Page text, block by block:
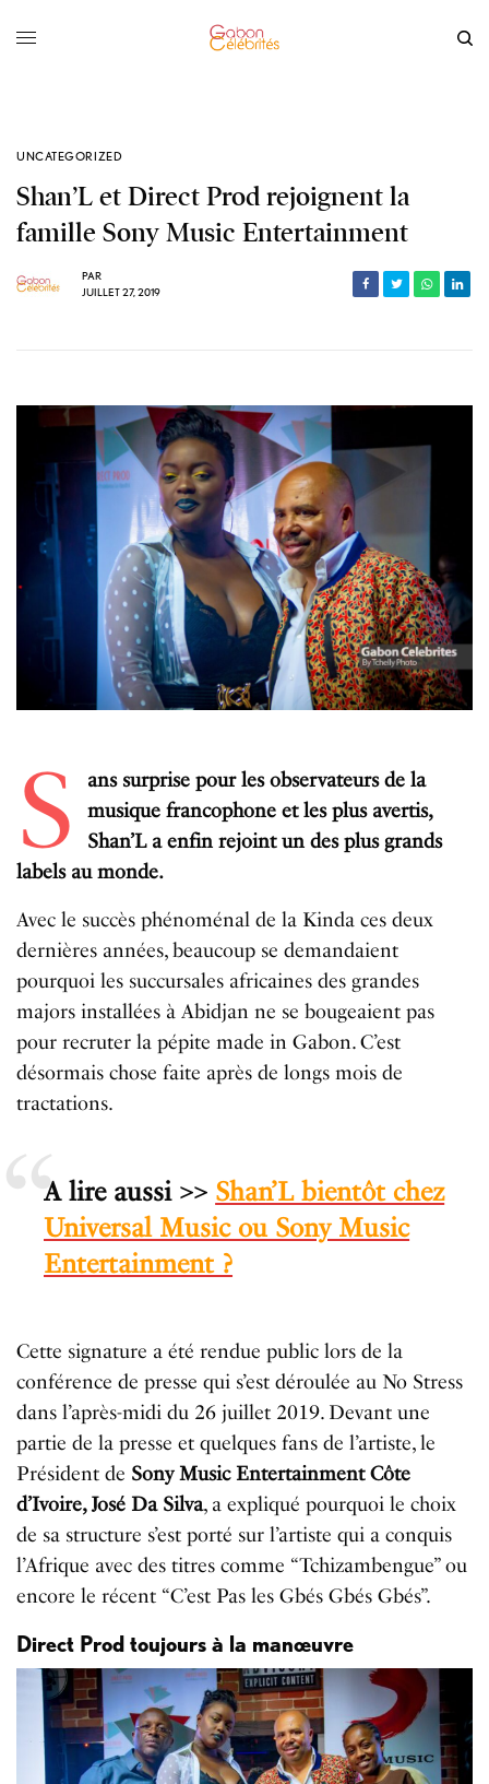
UNCATEGORIZED
Shan’L et Direct Prod rejoignent la
famille Sony Music Entertainment
PAR
JUILLET 27, 2019
S
ans surprise pour les observateurs de la
musique francophone et les plus avertis,
Shan’L a enfin rejoint un des plus grands
labels au monde.
Avec le succès phénoménal de la Kinda ces deux
dernières années, beaucoup se demandaient
pourquoi les succursales africaines des grandes
majors installées à Abidjan ne se bougeaient pas
pour recruter la pépite made in Gabon. C’est
désormais chose faite après de longs mois de
tractations.
A lire aussi >> Shan’L bientôt chez
Universal Music ou Sony Music
Entertainment ?
Cette signature a été rendue public lors de la
conférence de presse qui s’est déroulée au No Stress
dans l’après-midi du 26 juillet 2019. Devant une
partie de la presse et quelques fans de l’artiste, le
Président de Sony Music Entertainment Côte
d’Ivoire, José Da Silva, a expliqué pourquoi le choix
de sa structure s’est porté sur l’artiste qui a conquis
l’Afrique avec des titres comme “Tchizambengue” ou
encore le récent “C’est Pas les Gbés Gbés Gbés”.
Direct Prod toujours à la manœuvre